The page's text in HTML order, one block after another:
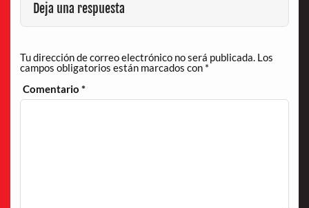
Deja una respuesta
Tu dirección de correo electrónico no será publicada. Los
campos obligatorios están marcados con *
Comentario*